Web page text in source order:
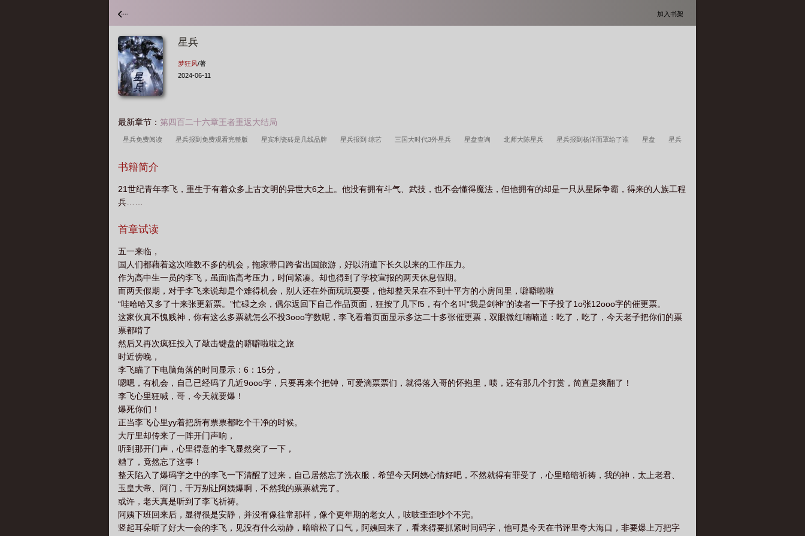
加入书架
星兵
梦狂风/著
2024-06-11
最新章节： 第四百二十六章王者重返大结局
星兵免费阅读 星兵报到免费观看完整版 星宾利瓷砖是几线品牌 星兵报到 综艺 三国大时代3外星兵 星盘查询 北师大陈星兵 星兵报到杨洋面罩给了谁 星盘 星兵
卫 星兵驾到
免费查询分析 星兵报到第一季在线播放 红警如何选择三星兵 星兵TXT免费 红警怎么选择三星兵 星兵报到杨洋免费观看 星兵报道特警学院 星兵报到第一季观看 星兵
大乱斗
书籍简介
21世纪青年李飞，重生于有着众多上古文明的异世大6之上。他没有拥有斗气、武技，也不会懂得魔法，但他拥有的却是一只从星际争霸，得来的人族工程
兵……
首章试读
五一来临，
国人们都藉着这次唯数不多的机会，拖家带口跨省出国旅游，好以消遣下长久以来的工作压力。
作为高中生一员的李飞，虽面临高考压力，时间紧凑。却也得到了学校宣报的两天休息假期。
而两天假期，对于李飞来说却是个难得机会，别人还在外面玩玩耍耍，他却整天呆在不到十平方的小房间里，噼噼啦啦
“哇哈哈又多了十来张更新票。”忙碌之佘，偶尔返回下自己作品页面，狂按了几下f5，有个名叫“我是剑神”的读者一下子投了1o张12ooo字的催更票。
这家伙真不愧贱神，你有这么多票就怎么不投3ooo字数呢，李飞看着页面显示多达二十多张催更票，双眼微红喃喃道：吃了，吃了，今天老子把你们的票
票都啃了
然后又再次疯狂投入了敲击键盘的噼噼啦啦之旅
时近傍晚，
李飞瞄了下电脑角落的时间显示：6：15分，
嗯嗯，有机会，自己已经码了几近9ooo字，只要再来个把钟，可爱滴票票们，就得落入哥的怀抱里，啧，还有那几个打赏，简直是爽翻了！
李飞心里狂喊，哥，今天就要爆！
爆死你们！
正当李飞心里yy着把所有票票都吃个干净的时候。
大厅里却传来了一阵开门声响，
听到那开门声，心里得意的李飞显然突了一下，
糟了，竟然忘了这事！
整天陷入了爆码字之中的李飞一下清醒了过来，自己居然忘了洗衣服，希望今天阿姨心情好吧，不然就得有罪受了，心里暗暗祈祷，我的神，太上老君、
玉皇大帝、阿门，千万别让阿姨爆啊，不然我的票票就完了。
或许，老天真是听到了李飞祈祷。
阿姨下班回来后，显得很是安静，并没有像往常那样，像个更年期的老女人，吱吱歪歪吵个不完。
竖起耳朵听了好大一会的李飞，见没有什么动静，暗暗松了口气，阿姨回来了，看来得要抓紧时间码字，他可是今天在书评里夸大海口，非要爆上万把字